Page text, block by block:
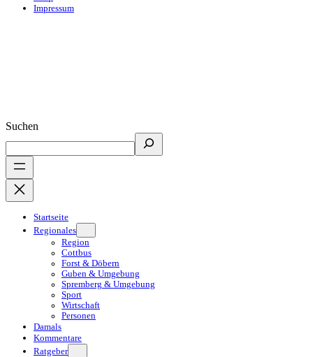
Impressum
Suchen
Startseite
Regionales
Region
Cottbus
Forst & Döbern
Guben & Umgebung
Spremberg & Umgebung
Sport
Wirtschaft
Personen
Damals
Kommentare
Ratgeber